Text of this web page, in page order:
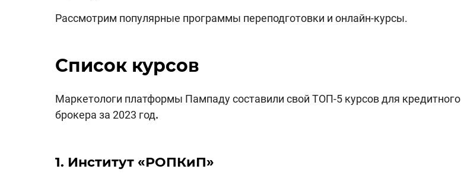
Рассмотрим популярные программы переподготовки и онлайн-курсы.
Список курсов
Маркетологи платформы Пампаду составили свой ТОП-5 курсов для кредитного
брокера за 2023 год.
1. Институт «РОПКиП»